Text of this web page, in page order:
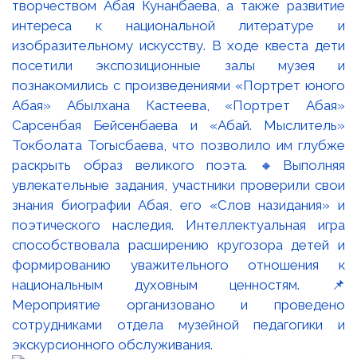
творчеством Абая Кунанбаева, а также развитие
интереса к национальной литературе и
изобразительному искусству. В ходе квеста дети
посетили экспозиционные залы музея и
познакомились с произведениями «Портрет юного
Абая» Абылхана Кастеева, «Портрет Абая»
Сарсенбая Бейсенбаева и «Абай. Мыслитель»
Токболата Тогысбаева, что позволило им глубже
раскрыть образ великого поэта. 🔸Выполняя
увлекательные задания, участники проверили свои
знания биографии Абая, его «Слов назидания» и
поэтического наследия. Интеллектуальная игра
способствовала расширению кругозора детей и
формированию уважительного отношения к
национальным духовным ценностям. 📌
Мероприятие организовано и проведено
сотрудниками отдела музейной педагогики и
экскурсионного обслуживания.